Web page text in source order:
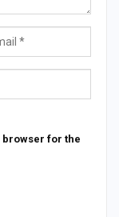
browser for the